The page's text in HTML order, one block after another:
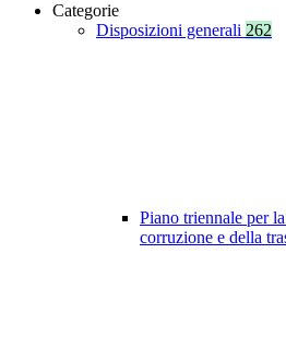
Categorie
Disposizioni generali 262
Piano triennale per
corruzione e della